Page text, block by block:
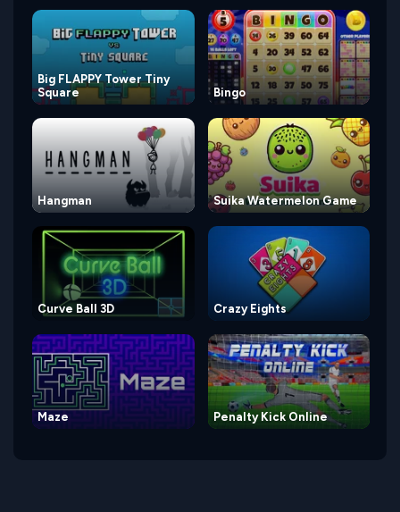
Big FLAPPY Tower Tiny
Square
Bingo
Hangman Suika Watermelon Game
Curve Ball 3D Crazy Eights
Maze Penalty Kick Online